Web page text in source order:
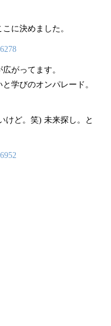
に決めました。
がってます。
学びのオンパレード。
けど。笑) 未来探し。と